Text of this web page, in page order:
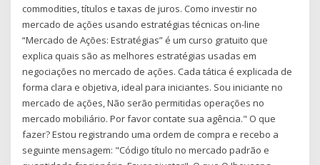
commodities, títulos e taxas de juros. Como investir no
mercado de ações usando estratégias técnicas on-line
“Mercado de Ações: Estratégias” é um curso gratuito que
explica quais são as melhores estratégias usadas em
negociações no mercado de ações. Cada tática é explicada de
forma clara e objetiva, ideal para iniciantes. Sou iniciante no
mercado de ações, Não serão permitidas operações no
mercado mobiliário. Por favor contate sua agência." O que
fazer? Estou registrando uma ordem de compra e recebo a
seguinte mensagem: "Código título no mercado padrão e